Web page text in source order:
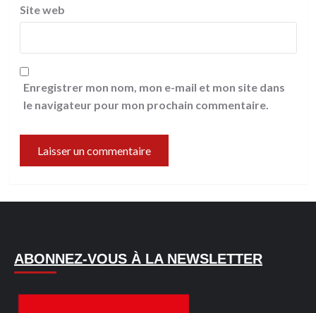
Site web
Enregistrer mon nom, mon e-mail et mon site dans
le navigateur pour mon prochain commentaire.
ABONNEZ-VOUS À LA NEWSLETTER